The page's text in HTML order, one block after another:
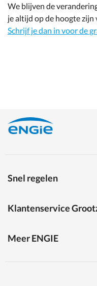
We blijven de
je altijd op de hoogte
Schrijf je dan in voor de
Snel regelen
Klantenservice
Meer ENGIE